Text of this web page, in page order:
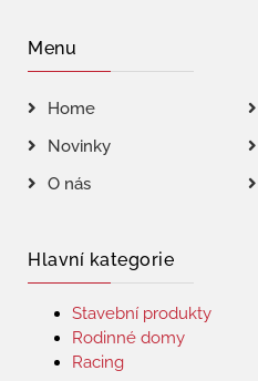
Menu
Home
Novinky
O nás
Hlavní kategorie
Stavební produkty
Rodinné domy
Racing